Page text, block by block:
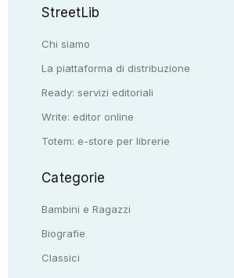
StreetLib
Chi siamo
La piattaforma di distribuzione
Ready: servizi editoriali
Write: editor online
Totem: e-store per librerie
Categorie
Bambini e Ragazzi
Biografie
Classici